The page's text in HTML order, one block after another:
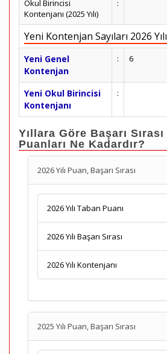
Okul Birincisi
Kontenjanı (2025 Yılı)
:
Yeni Kontenjan Sayıları 2026
Yeni Genel
Kontenjan
: 6
Yeni Okul Birincisi
Kontenjanı
:
Yıllara Göre Başarı
Puanları Ne Kadardır?
2026 Yılı Puan, Başarı Sırası
2026 Yılı Taban Puanı
2026 Yılı Başarı Sırası
2026 Yılı Kontenjanı
2025 Yılı Puan, Başarı Sırası